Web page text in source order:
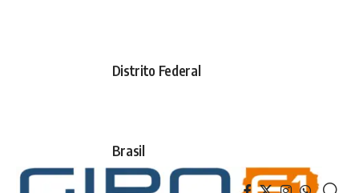
Distrito Federal
Brasil